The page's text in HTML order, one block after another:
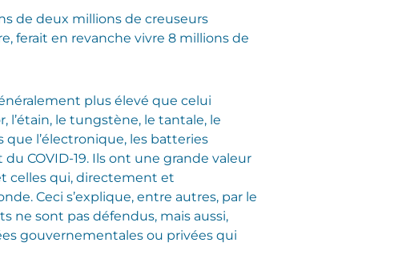
de deux millions de creuseurs
ferait en revanche vivre 8 millions de
plus élevé que celui
l’étain, le tungstène, le tantale, le
l’électronique, les batteries
COVID-19. Ils ont une grande valeur
celles qui, directement et
Ceci s’explique, entre autres, par le
ne sont pas défendus, mais aussi,
gouvernementales ou privées qui